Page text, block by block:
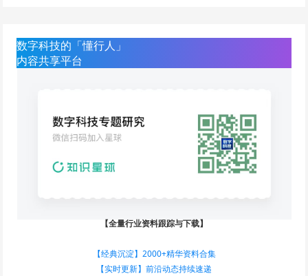
数字科技的「懂行人」
内容共享平台
【全量行业资料跟踪与下载】
【经典沉淀】2000+精华资料合集
【实时更新】前沿动态持续速递